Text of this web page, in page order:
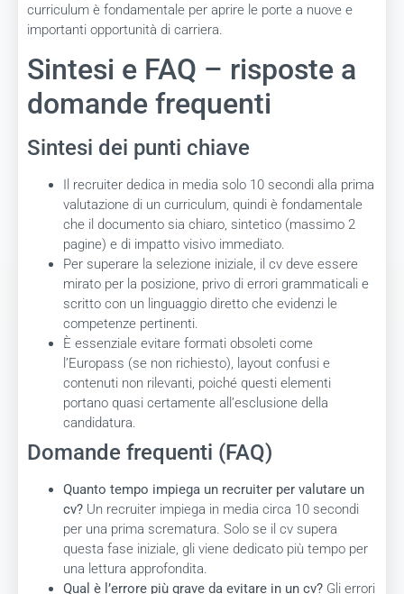
curriculum è fondamentale per aprire le porte a nuove e
importanti opportunità di carriera.
Sintesi e FAQ – risposte a
domande frequenti
Sintesi dei punti chiave
Il recruiter dedica in media solo 10 secondi alla prima
valutazione di un curriculum, quindi è fondamentale
che il documento sia chiaro, sintetico (massimo 2
pagine) e di impatto visivo immediato.
Per superare la selezione iniziale, il cv deve essere
mirato per la posizione, privo di errori grammaticali e
scritto con un linguaggio diretto che evidenzi le
competenze pertinenti.
È essenziale evitare formati obsoleti come
l’Europass (se non richiesto), layout confusi e
contenuti non rilevanti, poiché questi elementi
portano quasi certamente all’esclusione della
candidatura.
Domande frequenti (FAQ)
Quanto tempo impiega un recruiter per valutare un
cv? Un recruiter impiega in media circa 10 secondi
per una prima scrematura. Solo se il cv supera
questa fase iniziale, gli viene dedicato più tempo per
una lettura approfondita.
Qual è l’errore più grave da evitare in un cv? Gli errori